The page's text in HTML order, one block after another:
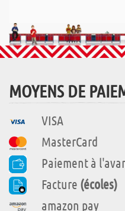
MOYENS DE
VISA
MasterCard
Paiement à
Facture (écoles)
amazon pay